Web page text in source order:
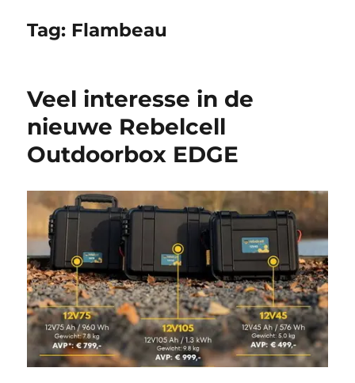
Tag: Flambeau
Veel interesse in de
nieuwe Rebelcell
Outdoorbox EDGE